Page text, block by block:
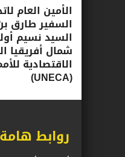
الأمين العام
السفير طارق
السيد نسيم
شمال أفريقيا
الاقتصادية
(UNECA)
روابط هامة